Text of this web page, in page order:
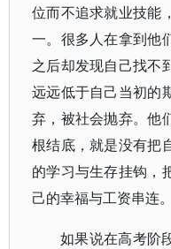
位而不追求就业技能
一。很多人在拿到他
之后却发现自己找不
远远低于自己当初的
弃，被社会抛弃。他
根结底，就是没有把
的学习与生存挂钩，
己的幸福与工资串连。
如果说在高考阶